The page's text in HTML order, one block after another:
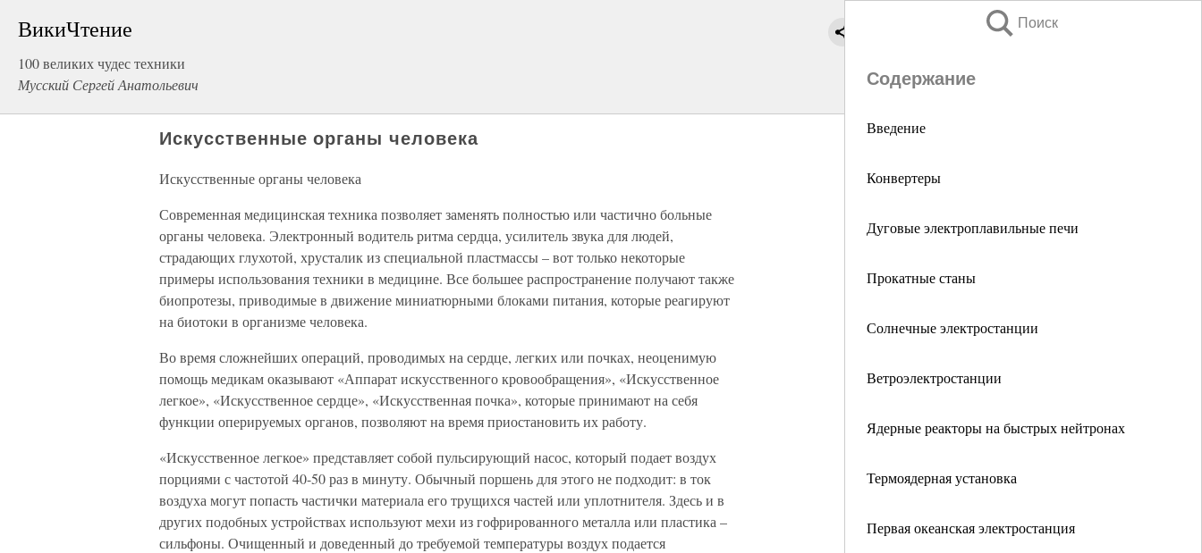
ВикиЧтение
100 великих чудес техники
Мусский Сергей Анатольевич
Поиск
Содержание
Введение
Конвертеры
Дуговые электроплавильные печи
Прокатные станы
Солнечные электростанции
Ветроэлектростанции
Ядерные реакторы на быстрых нейтронах
Термоядерная установка
Первая океанская электростанция
Искусственные органы человека
Искусственные органы человека
Современная медицинская техника позволяет заменять полностью или частично больные
органы человека. Электронный водитель ритма сердца, усилитель звука для людей,
страдающих глухотой, хрусталик из специальной пластмассы – вот только некоторые
примеры использования техники в медицине. Все большее распространение получают также
биопротезы, приводимые в движение миниатюрными блоками питания, которые реагируют
на биотоки в организме человека.
Во время сложнейших операций, проводимых на сердце, легких или почках, неоценимую
помощь медикам оказывают «Аппарат искусственного кровообращения», «Искусственное
легкое», «Искусственное сердце», «Искусственная почка», которые принимают на себя
функции оперируемых органов, позволяют на время приостановить их работу.
«Искусственное легкое» представляет собой пульсирующий насос, который подает воздух
порциями с частотой 40-50 раз в минуту. Обычный поршень для этого не подходит: в ток
воздуха могут попасть частички материала его трущихся частей или уплотнителя. Здесь и в
других подобных устройствах используют мехи из гофрированного металла или пластика –
сильфоны. Очищенный и доведенный до требуемой температуры воздух подается